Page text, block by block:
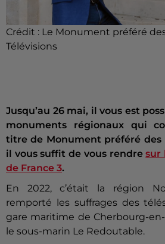
Crédit : Le Monument préféré
Télévisions
Jusqu’au 26 mai, il vous est
monuments régionaux qui
titre de Monument préféré des
il vous suffit de vous rendresur
de France 3.
En 2022, c’était la région
remporté les suffrages des
gare maritime de Cherbourg-
le sous-marin Le Redoutable.